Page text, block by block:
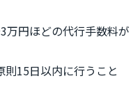
万円ほどの代行手数料が
15日以内に行うこと